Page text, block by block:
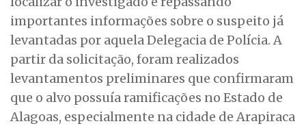
importantes informações sobre o suspeito já
levantadas por aquela Delegacia de Polícia. A
partir da solicitação, foram realizados
levantamentos preliminares que confirmaram
que o alvo possuía ramificações no Estado de
Alagoas, especialmente na cidade de Arapiraca